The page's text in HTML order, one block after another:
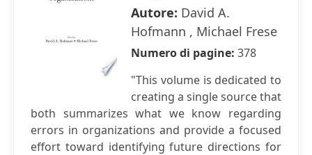
Autore: David A.
Hofmann , Michael Frese
Numero di pagine: 378
"This volume is dedicated to
creating a single source that
both summarizes what we know regarding
errors in organizations and provide a focused
effort toward identifying future directions for